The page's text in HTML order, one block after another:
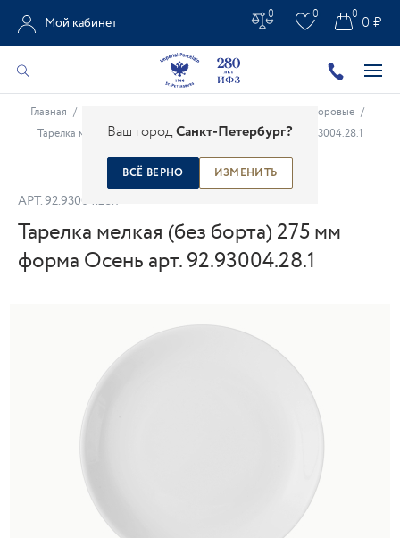
Ваш городСанкт-Петербург?
ВСЁ ВЕРНО ИЗМЕНИТЬ
Мой кабинет
0 0 0 ₽
0
Главная / Тарелки белые фарфоровые /
Тарелка мелкая (без борта) 275 мм форма Осень арт. 92.93004.28.1
АРТ.92.93004.28.1
Тарелка мелкая (без борта) 275 мм
форма Осень арт. 92.93004.28.1